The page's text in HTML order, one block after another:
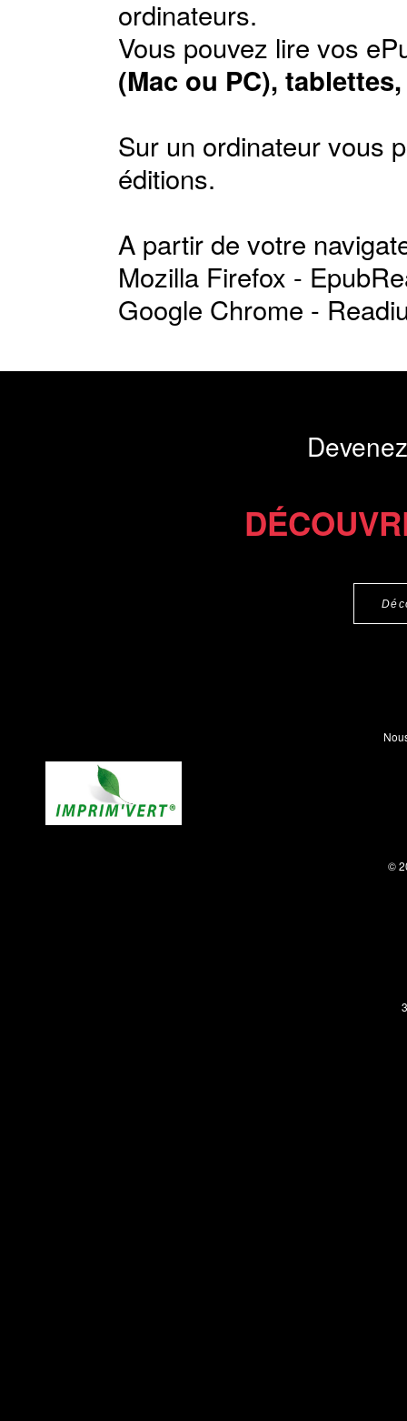
ordinateurs.
Vous pouvez lire vos
(Mac ou PC),
Sur un ordinateur vous
éditions.
A partir de votre
Mozilla Firefox -
Google Chrome -
©